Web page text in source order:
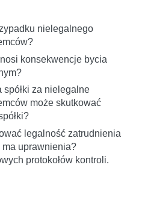
nielegalnego
konsekwencje bycia
za nielegalne
może skutkować
legalność zatrudnienia
uprawnienia?
protokołów kontroli.